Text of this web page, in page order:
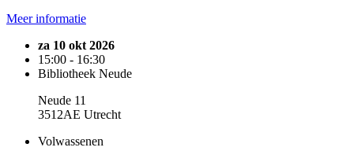
Meer informatie
za 10 okt 2026
15:00 - 16:30
Bibliotheek Neude
Neude 11
3512AE Utrecht
Volwassenen